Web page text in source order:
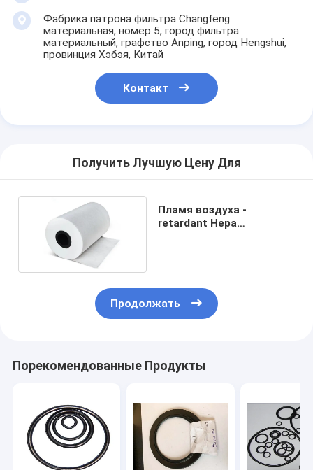
Фабрика патрона фильтра Changfeng
материальная, номер 5, город фильтра
материальный, графство Anping, город Hengshui,
провинция Хэбэя, Китай
Контакт
Получить Лучшую Цену Для
Пламя воздуха -
retardant Hepa
Продолжать
Порекомендованные Продукты